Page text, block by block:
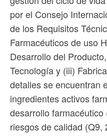
por el Consejo
de los Requisitos
Farmacéuticos de uso
Desarrollo del
Tecnología y (iii)
detalles se encuentran
ingredientes activos
desarrollo
riesgos de calidad (Q9,